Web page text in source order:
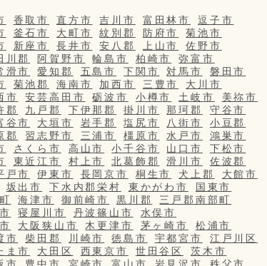
香取市 直方市 吉川市 富田林市
逗子市
釜石市 大町市 紋別郡 防府市
菊池市
新座市 長井市 安八郡 上山市
佐野市
川郡 阿賀野市 輪島市 柏崎市
弥富市
滑市 愛知郡 五島市 下関市 対馬市
磐田市
菊池郡 海南市 加西市 三豊市
大川市
市 安芸高田市 砺波市 小樽市 土岐市
美祢市
郡 九戸郡 下伊那郡 掛川市 那珂郡
守谷市
谷市 大垣市 岩手郡 塩尻市 八街市
小豆郡
郡 習志野市 三浦市 橿原市 水戸市
鴻巣市
さくら市 高山市 小千谷市 山口市
下松市
東近江市 村上市 北葛飾郡 滑川市
佐波郡
戸市 伊東市 長岡京市 桐生市 犬上郡
大館市
坂出市 下水内郡栄村 東かがわ市
国東市
海津市 御前崎市 黒川郡
三戸郡南部町
寝屋川市 丹波篠山市
水俣市
大阪狭山市 木更津市 茅ヶ崎市
松浦市
市 柴田郡 川崎市 徳島市 宇都宮市
江戸川区
ま市 大田区 西東京市 世田谷区
茨木市
市 豊中市 宮崎市 富山市 岩見沢市
秩父市